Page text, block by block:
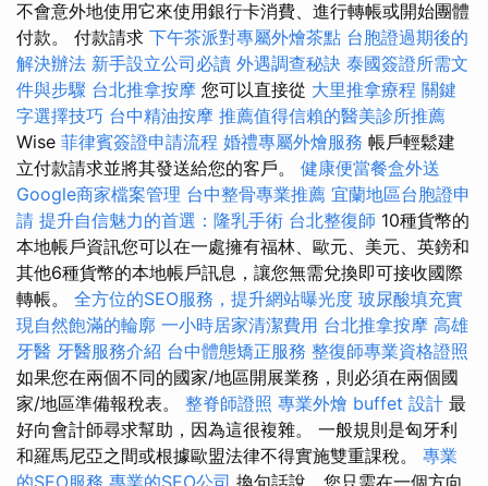
不會意外地使用它來使用銀行卡消費、進行轉帳或開始團體
付款。 付款請求 下午茶派對專屬外燴茶點 台胞證過期後的
解決辦法 新手設立公司必讀 外遇調查秘訣 泰國簽證所需文
件與步驟 台北推拿按摩 您可以直接從 大里推拿療程 關鍵
字選擇技巧 台中精油按摩 推薦值得信賴的醫美診所推薦
Wise 菲律賓簽證申請流程 婚禮專屬外燴服務 帳戶輕鬆建
立付款請求並將其發送給您的客戶。 健康便當餐盒外送
Google商家檔案管理 台中整骨專業推薦 宜蘭地區台胞證申
請 提升自信魅力的首選：隆乳手術 台北整復師 10種貨幣的
本地帳戶資訊您可以在一處擁有福林、歐元、美元、英鎊和
其他6種貨幣的本地帳戶訊息，讓您無需兌換即可接收國際
轉帳。 全方位的SEO服務，提升網站曝光度 玻尿酸填充實
現自然飽滿的輪廓 一小時居家清潔費用 台北推拿按摩 高雄
牙醫 牙醫服務介紹 台中體態矯正服務 整復師專業資格證照
如果您在兩個不同的國家/地區開展業務，則必須在兩個國
家/地區準備報稅表。 整脊師證照 專業外燴 buffet 設計 最
好向會計師尋求幫助，因為這很複雜。 一般規則是匈牙利
和羅馬尼亞之間或根據歐盟法律不得實施雙重課稅。 專業
的SEO服務 專業的SEO公司 換句話說，您只需在一個方向